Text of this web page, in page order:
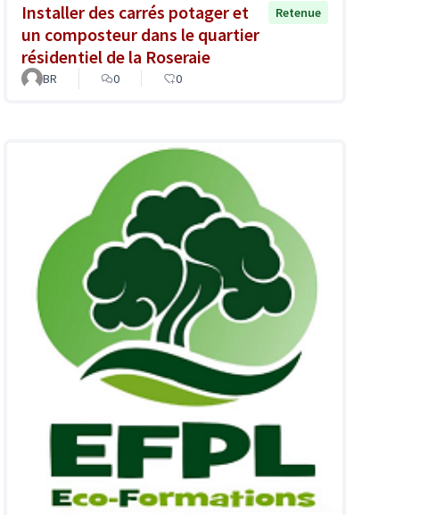
Installer des carrés potager et
un composteur dans le quartier
résidentiel de la Roseraie
Retenue
BR 0 0